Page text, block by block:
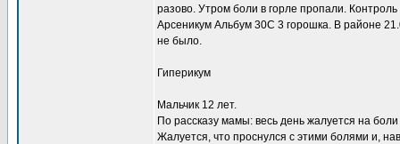
разово. Утром боли в горле пропали.
Арсеникум Альбум 30С 3 горошка. В районе
не было.
Гиперикум
Мальчик 12 лет.
По рассказу мамы: весь день жалуется на
Жалуется, что проснулся с этими болями и,